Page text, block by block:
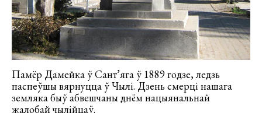
Памёр Дамейка ў Сант’яга ў 1889 годзе, ледзь
паспеўшы вярнуцца ў Чылі. Дзень смерці нашага
земляка быў абвешчаны днём нацыянальнай
жалобай чылійцаў.